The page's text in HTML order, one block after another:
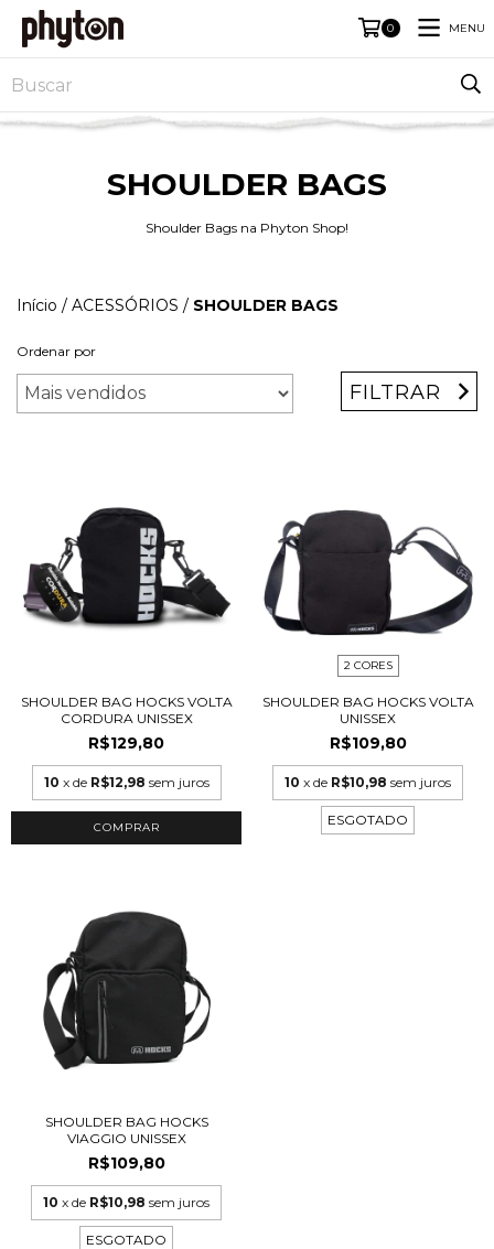
0 MENU
SHOULDER BAGS
Shoulder Bags na Phyton Shop!
Início / ACESSÓRIOS / SHOULDER BAGS
Ordenar por
FILTRAR
SHOULDER BAG HOCKS VOLTA
CORDURA UNISSEX
R$129,80
10 x de R$12,98 sem juros
COMPRAR
2 CORES
SHOULDER BAG HOCKS VOLTA
UNISSEX
R$109,80
10 x de R$10,98 sem juros
ESGOTADO
SHOULDER BAG HOCKS
VIAGGIO UNISSEX
R$109,80
10 x de R$10,98 sem juros
ESGOTADO